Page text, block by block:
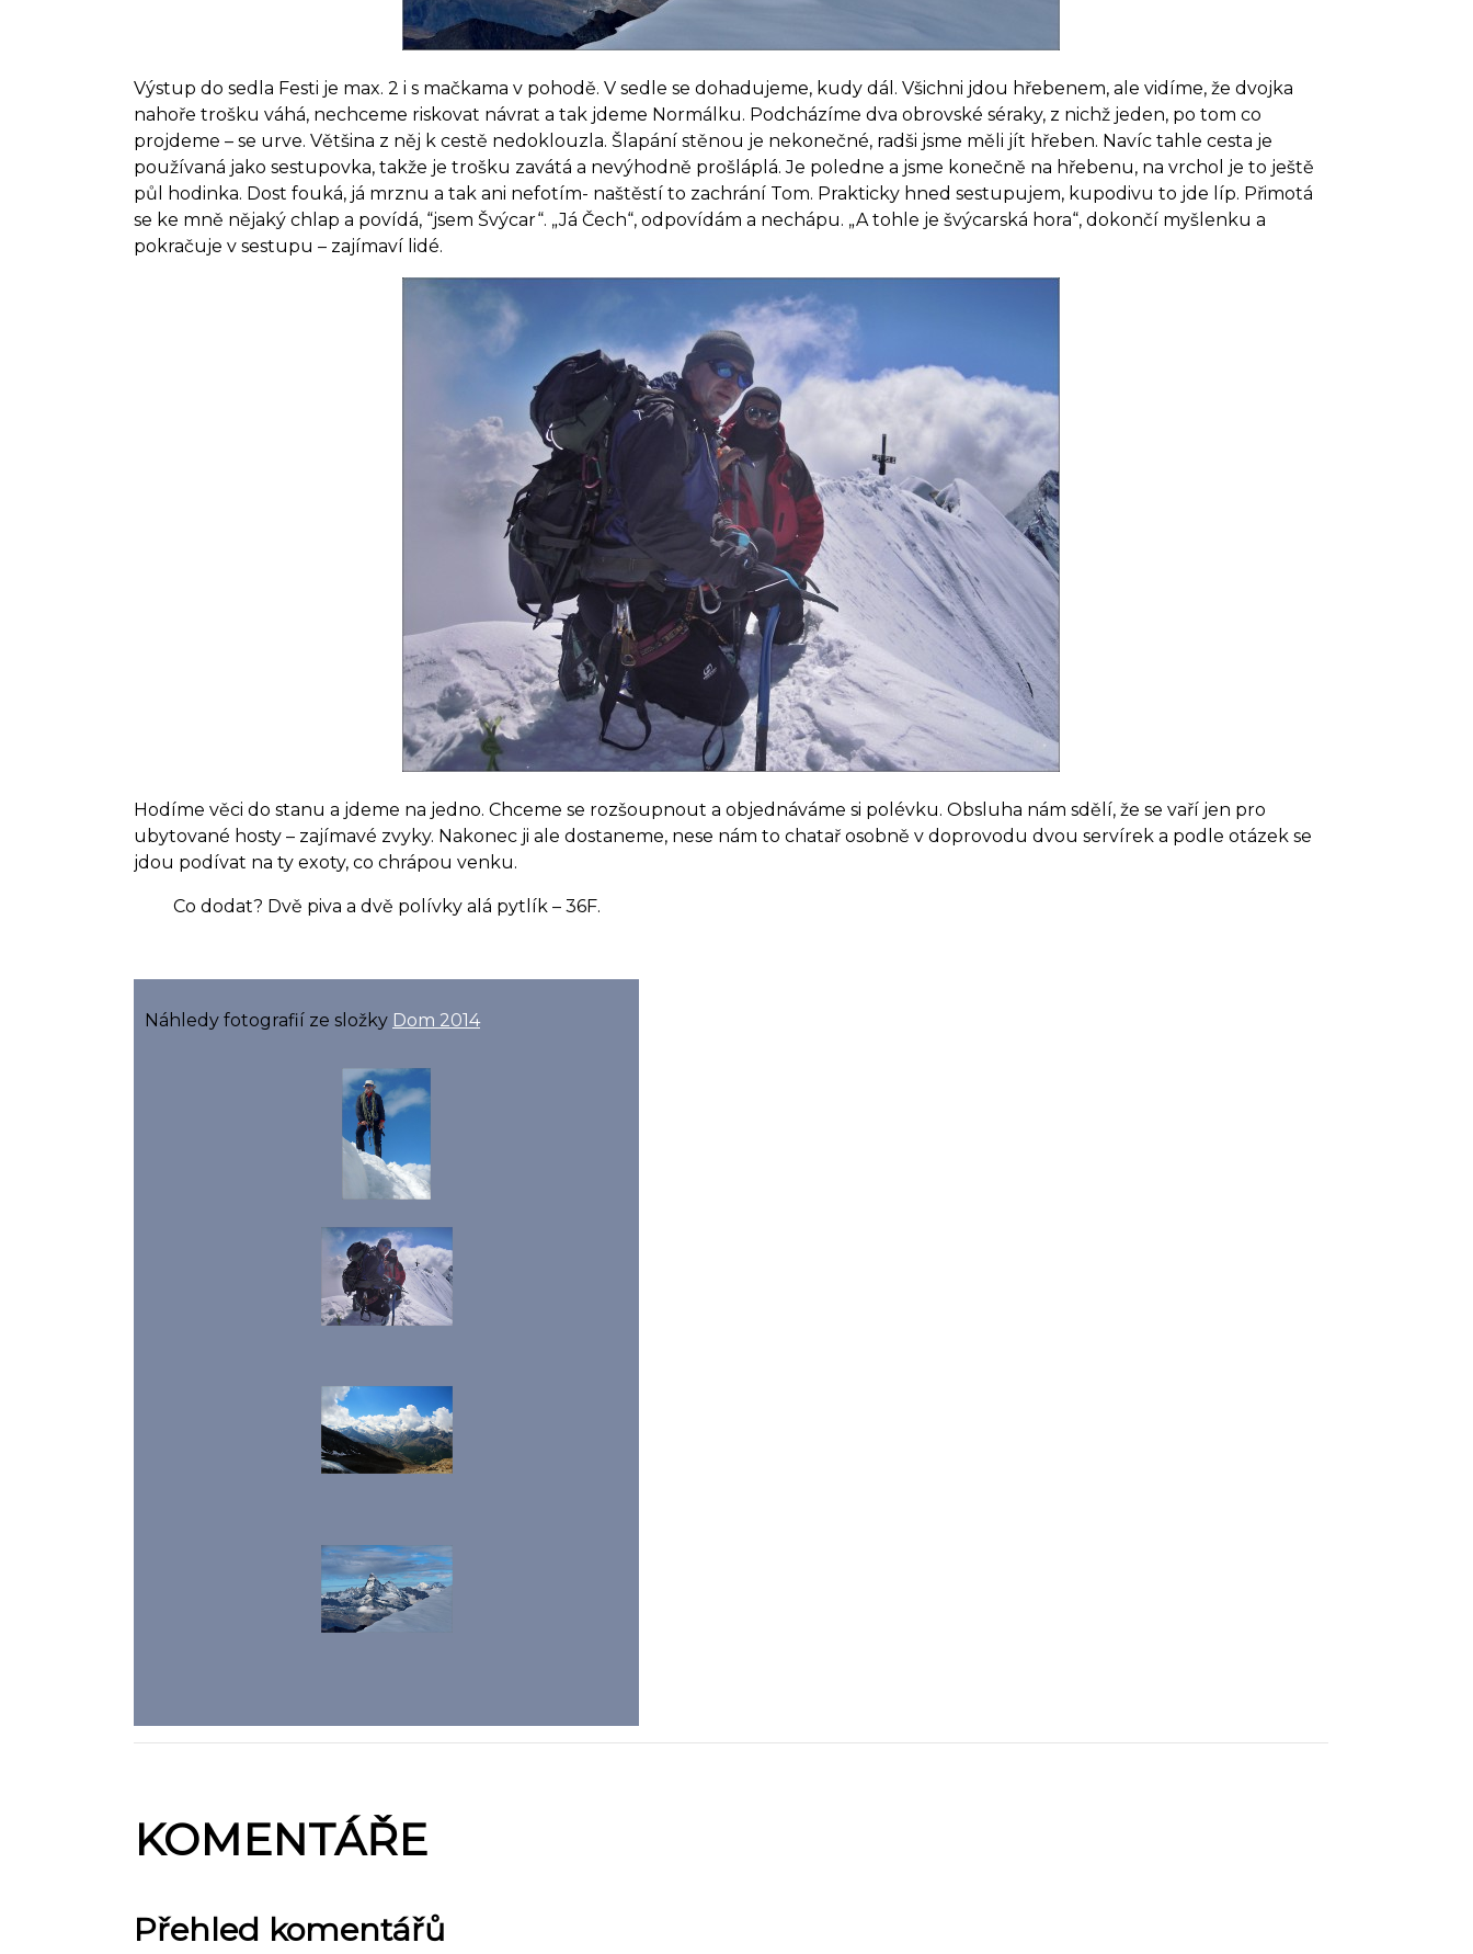
Výstup do sedla Festi je max. 2 i s mačkama v pohodě. V sedle se dohadujeme, kudy dál. Všichni jdou hřebenem, ale vidíme, že dvojka
nahoře trošku váhá, nechceme riskovat návrat a tak jdeme Normálku. Podcházíme dva obrovské séraky, z nichž jeden, po tom co
projdeme – se urve. Většina z něj k cestě nedoklouzla. Šlapání stěnou je nekonečné, radši jsme měli jít hřeben. Navíc tahle cesta je
používaná jako sestupovka, takže je trošku zavátá a nevýhodně prošláplá. Je poledne a jsme konečně na hřebenu, na vrchol je to ještě
půl hodinka. Dost fouká, já mrznu a tak ani nefotím- naštěstí to zachrání Tom. Prakticky hned sestupujem, kupodivu to jde líp. Přimotá
se ke mně nějaký chlap a povídá, “jsem Švýcar“. „Já Čech“, odpovídám a nechápu. „A tohle je švýcarská hora“, dokončí myšlenku a
pokračuje v sestupu – zajímaví lidé.
Hodíme věci do stanu a jdeme na jedno. Chceme se rozšoupnout a objednáváme si polévku. Obsluha nám sdělí, že se vaří jen pro
ubytované hosty – zajímavé zvyky. Nakonec ji ale dostaneme, nese nám to chatař osobně v doprovodu dvou servírek a podle otázek se
jdou podívat na ty exoty, co chrápou venku.
Co dodat? Dvě piva a dvě polívky alá pytlík – 36F.
Náhledy fotografií ze složky Dom 2014
KOMENTÁŘE
Přehled komentářů